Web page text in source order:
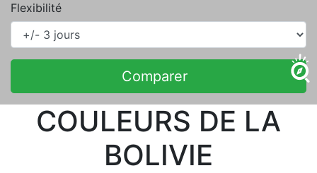
Flexibilité
Comparer
COULEURS DE LA
BOLIVIE